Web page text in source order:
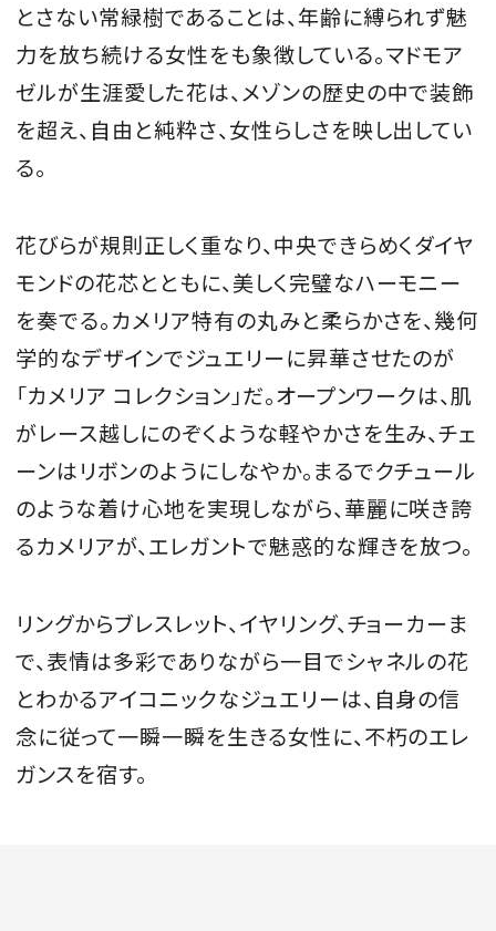
とさない常緑樹であることは、年齢に縛られず魅
力を放ち続ける女性をも象徴している。マドモア
ゼルが生涯愛した花は、メゾンの歴史の中で装飾
を超え、自由と純粋さ、女性らしさを映し出してい
る。
花びらが規則正しく重なり、中央できらめくダイヤ
モンドの花芯とともに、美しく完璧なハーモニー
を奏でる。カメリア特有の丸みと柔らかさを、幾何
学的なデザインでジュエリーに昇華させたのが
「カメリア コレクション」だ。オープンワークは、肌
がレース越しにのぞくような軽やかさを生み、チェ
ーンはリボンのようにしなやか。まるでクチュール
のような着け心地を実現しながら、華麗に咲き誇
るカメリアが、エレガントで魅惑的な輝きを放つ。
リングからブレスレット、イヤリング、チョーカーま
で、表情は多彩でありながら一目でシャネルの花
とわかるアイコニックなジュエリーは、自身の信
念に従って一瞬一瞬を生きる女性に、不朽のエレ
ガンスを宿す。